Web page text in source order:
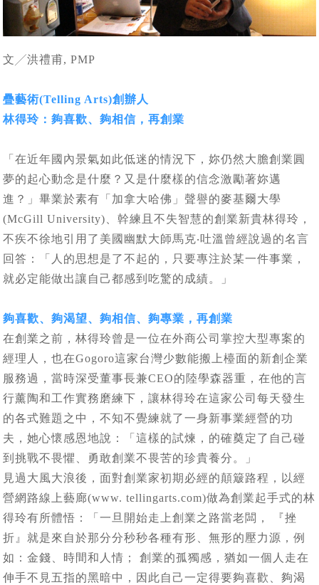
文╱洪禮甫, PMP
疊藝術(Telling Arts)創辦人
林得玲：夠喜歡、夠相信，再創業
「在近年國內景氣如此低迷的情況下，妳仍然大膽創業圓
夢的起心動念是什麼？又是什麼樣的信念激勵著妳邁
進？」畢業於素有「加拿大哈佛」聲譽的麥基爾大學
(McGill University)、幹練且不失智慧的創業新貴林得玲，
不疾不徐地引用了美國幽默大師馬克‧吐溫曾經說過的名言
回答：「人的思想是了不起的，只要專注於某一件事業，
就必定能做出讓自己都感到吃驚的成績。」
夠喜歡、夠渴望、夠相信、夠專業，再創業
在創業之前，林得玲曾是一位在外商公司掌控大型專案的
經理人，也在Gogoro這家台灣少數能搬上檯面的新創企業
服務過，當時深受董事長兼CEO的陸學森器重，在他的言
行薰陶和工作實務磨練下，讓林得玲在這家公司每天發生
的各式難題之中，不知不覺練就了一身新事業經營的功
夫，她心懷感恩地說：「這樣的試煉，的確奠定了自己碰
到挑戰不畏懼、勇敢創業不畏苦的珍貴養分。」
見過大風大浪後，面對創業家初期必經的顛簸路程，以經
營網路線上藝廊(www. tellingarts.com)做為創業起手式的林
得玲有所體悟：「一旦開始走上創業之路當老闆， 『挫
折』就是來自於那分分秒秒各種有形、無形的壓力源，例
如：金錢、時間和人情； 創業的孤獨感，猶如一個人走在
伸手不見五指的黑暗中，因此自己一定得要夠喜歡、夠渴